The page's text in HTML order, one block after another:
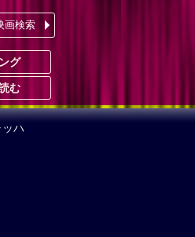
画検索
グ
む
ハ